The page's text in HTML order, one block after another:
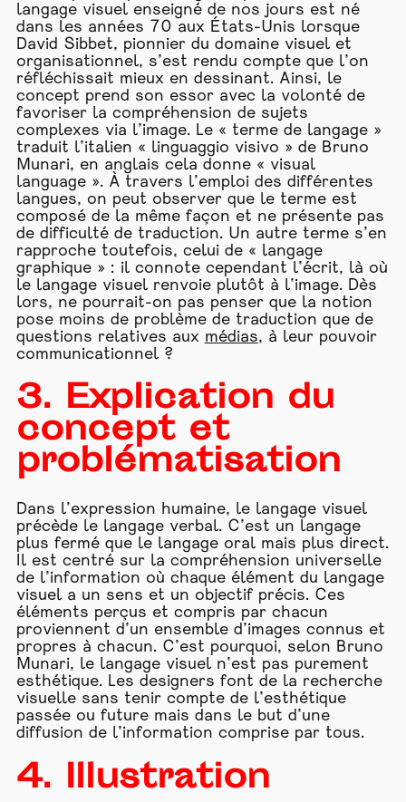
langage visuel enseigné de nos jours est né
dans les années 70 aux États-Unis lorsque
David Sibbet, pionnier du domaine visuel et
organisationnel, s’est rendu compte que l’on
réfléchissait mieux en dessinant. Ainsi, le
concept prend son essor avec la volonté de
favoriser la compréhension de sujets
complexes via l’image. Le « terme de langage »
traduit l’italien « linguaggio visivo » de Bruno
Munari, en anglais cela donne « visual
language ». À travers l’emploi des différentes
langues, on peut observer que le terme est
composé de la même façon et ne présente pas
de difficulté de traduction. Un autre terme s’en
rapproche toutefois, celui de « langage
graphique » : il connote cependant l’écrit, là où
le langage visuel renvoie plutôt à l’image. Dès
lors, ne pourrait-on pas penser que la notion
pose moins de problème de traduction que de
questions relatives aux médias, à leur pouvoir
communicationnel ?
3. Explication du
concept et
problématisation
Dans l’expression humaine, le langage visuel
précède le langage verbal. C’est un langage
plus fermé que le langage oral mais plus direct.
Il est centré sur la compréhension universelle
de l’information où chaque élément du langage
visuel a un sens et un objectif précis. Ces
éléments perçus et compris par chacun
proviennent d’un ensemble d’images connus et
propres à chacun. C’est pourquoi, selon Bruno
Munari, le langage visuel n’est pas purement
esthétique. Les designers font de la recherche
visuelle sans tenir compte de l’esthétique
passée ou future mais dans le but d’une
diffusion de l’information comprise par tous.
4. Illustration